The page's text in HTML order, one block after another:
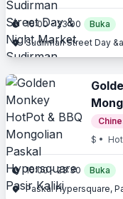
16:00 - 23:00
Buka
$ •
10:00 - 23:30
Buka